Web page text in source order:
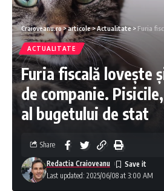
Craioveanu.ro>articole>Actualitate > Furia fiscală lovește
ACTUALITATE
Furia fiscală lovește
de companie.
al bugetului de stat
Last updated: 2025/06/08 at 3:00 AM
Redactia Craioveanu
Share